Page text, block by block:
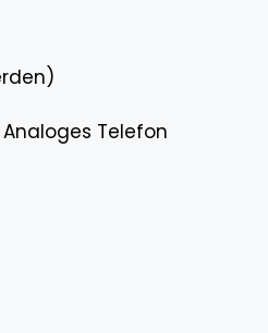
Telefon